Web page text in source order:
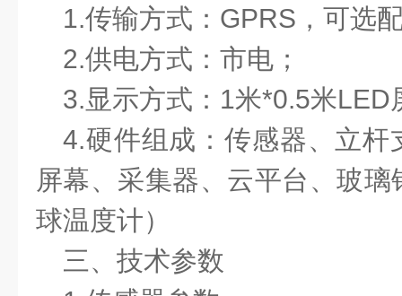
1.传输方式：GPRS，可选
2.供电方式：市电；
3.显示方式：1米*0.5米LED
4.硬件组成：传感器、立杆
屏幕、采集器、云平台、玻
球温度计）
三、技术参数